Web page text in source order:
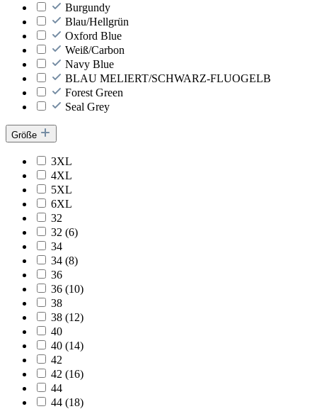
Burgundy
Blau/Hellgrün
Oxford Blue
Weiß/Carbon
Navy Blue
BLAU MELIERT/SCHWARZ-FLUOGELB
Forest Green
Seal Grey
Größe
3XL
4XL
5XL
6XL
32
32 (6)
34
34 (8)
36
36 (10)
38
38 (12)
40
40 (14)
42
42 (16)
44
44 (18)